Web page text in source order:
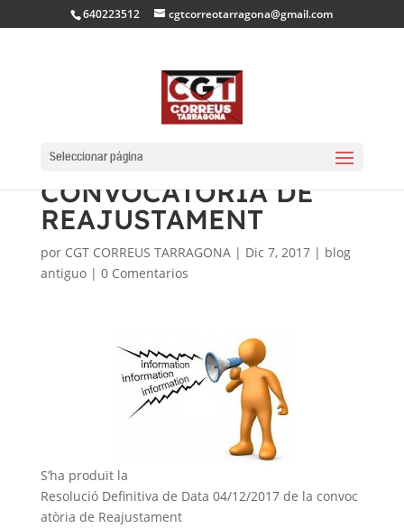
640223512 cgtcorreotarragona@gmail.com
Seleccionar página
DEFINITIVA DE LA
CONVOCATÒRIA DE
REAJUSTAMENT
por CGT CORREUS TARRAGONA| Dic 7, 2017| blog
antiguo| 0 Comentarios
S’ha produït la
Resolució Definitiva de Data 04/12/2017 de la convoc
atòria de Reajustament